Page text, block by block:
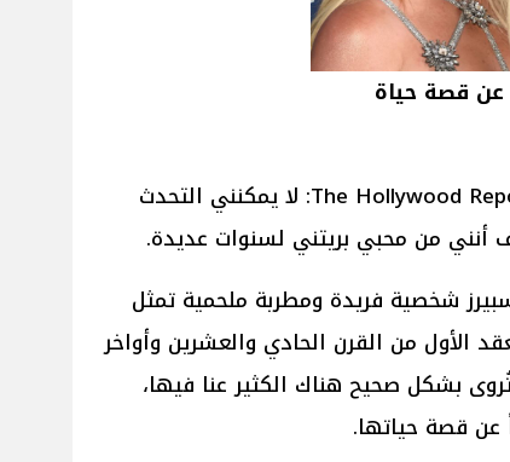
عن قصة حياة
قال المخرج جون إم تشو لموقع The Hollywood Reporter: لا يمكنني التحدث
أنني من محبي بريتني لسنوات عديدة.
شخصية فريدة ومطربة ملحمية تمثل
الأول من القرن الحادي والعشرين وأواخر
بشكل صحيح هناك الكثير عنا فيها،
عن قصة حياتها.